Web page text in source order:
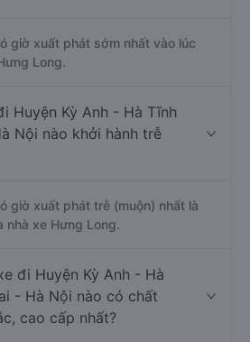
giờ xuất phát sớm nhất vào lúc
Long.
Huyện Kỳ Anh - Hà Tĩnh
Nội nào khởi hành trễ
giờ xuất phát trễ (muộn) nhất là
nhà xe Hưng Long.
đi Huyện Kỳ Anh - Hà
- Hà Nội nào có chất
cao cấp nhất?